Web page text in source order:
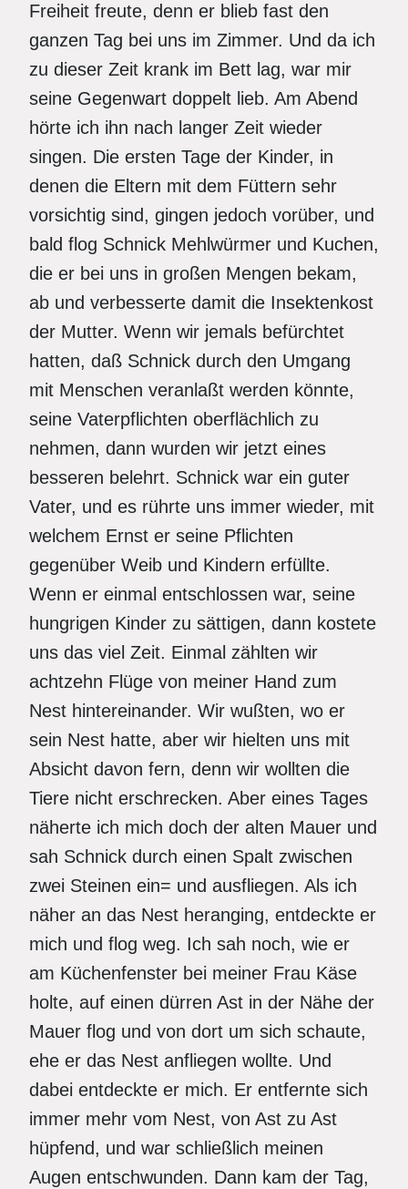
Freiheit freute, denn er blieb fast den
ganzen Tag bei uns im Zimmer. Und da ich
zu dieser Zeit krank im Bett lag, war mir
seine Gegenwart doppelt lieb. Am Abend
hörte ich ihn nach langer Zeit wieder
singen. Die ersten Tage der Kinder, in
denen die Eltern mit dem Füttern sehr
vorsichtig sind, gingen jedoch vorüber, und
bald flog Schnick Mehlwürmer und Kuchen,
die er bei uns in großen Mengen bekam,
ab und verbesserte damit die Insektenkost
der Mutter. Wenn wir jemals befürchtet
hatten, daß Schnick durch den Umgang
mit Menschen veranlaßt werden könnte,
seine Vaterpflichten oberflächlich zu
nehmen, dann wurden wir jetzt eines
besseren belehrt. Schnick war ein guter
Vater, und es rührte uns immer wieder, mit
welchem Ernst er seine Pflichten
gegenüber Weib und Kindern erfüllte.
Wenn er einmal entschlossen war, seine
hungrigen Kinder zu sättigen, dann kostete
uns das viel Zeit. Einmal zählten wir
achtzehn Flüge von meiner Hand zum
Nest hintereinander. Wir wußten, wo er
sein Nest hatte, aber wir hielten uns mit
Absicht davon fern, denn wir wollten die
Tiere nicht erschrecken. Aber eines Tages
näherte ich mich doch der alten Mauer und
sah Schnick durch einen Spalt zwischen
zwei Steinen ein= und ausfliegen. Als ich
näher an das Nest heranging, entdeckte er
mich und flog weg. Ich sah noch, wie er
am Küchenfenster bei meiner Frau Käse
holte, auf einen dürren Ast in der Nähe der
Mauer flog und von dort um sich schaute,
ehe er das Nest anfliegen wollte. Und
dabei entdeckte er mich. Er entfernte sich
immer mehr vom Nest, von Ast zu Ast
hüpfend, und war schließlich meinen
Augen entschwunden. Dann kam der Tag,